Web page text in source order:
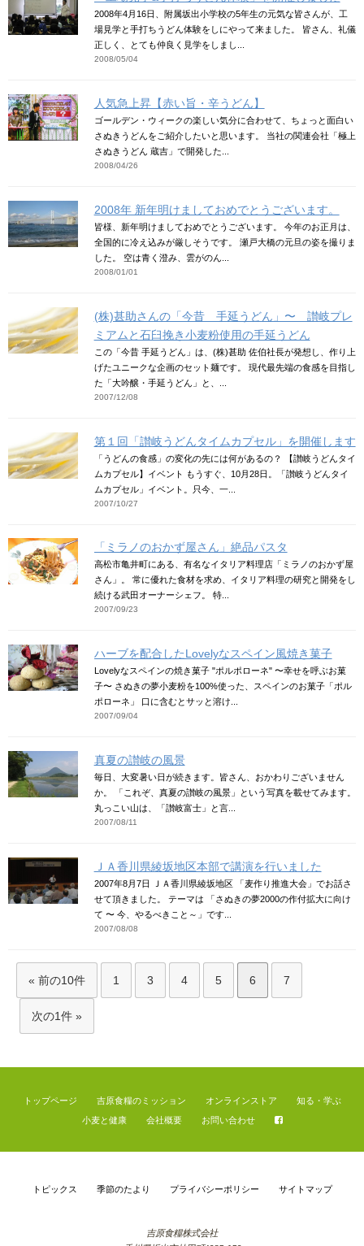
2008年4月16日、附属坂出小学校の5年生の元気な皆さんが、工
場見学と手打ちうどん体験をしにやって来ました。 皆さん、礼儀
正しく、とても仲良く見学をしまし...
2008/05/04
人気急上昇【赤い旨・辛うどん】
ゴールデン・ウィークの楽しい気分に合わせて、ちょっと面白い
さぬきうどんをご紹介したいと思います。 当社の関連会社「極上
さぬきうどん 蔵吉」で開発した...
2008/04/26
2008年 新年明けましておめでとうございます。
皆様、新年明けましておめでとうございます。 今年のお正月は、
全国的に冷え込みが厳しそうです。 瀬戸大橋の元旦の姿を撮りま
した。 空は青く澄み、雲がのん...
2008/01/01
(株)甚助さんの「今昔 手延うどん」〜 讃岐プレ
ミアムと石臼挽き小麦粉使用の手延うどん
この「今昔 手延うどん」は、(株)甚助 佐伯社長が発想し、作り上
げたユニークな企画のセット麺です。 現代最先端の食感を目指し
た「大吟醸・手延うどん」と、...
2007/12/08
第１回「讃岐うどんタイムカプセル」を開催します
「うどんの食感」の変化の先には何があるの？ 【讃岐うどんタイ
ムカプセル】イベント もうすぐ、10月28日。「讃岐うどんタイ
ムカプセル」イベント。只今、一...
2007/10/27
「ミラノのおかず屋さん」絶品パスタ
高松市亀井町にある、有名なイタリア料理店「ミラノのおかず屋
さん」。 常に優れた食材を求め、イタリア料理の研究と開発をし
続ける武田オーナーシェフ。 特...
2007/09/23
ハーブを配合したLovelyなスペイン風焼き菓子
Lovelyなスペインの焼き菓子 "ポルポローネ" 〜幸せを呼ぶお菓
子〜 さぬきの夢小麦粉を100%使った、スペインのお菓子「ポル
ポローネ」 口に含むとサッと溶け...
2007/09/04
真夏の讃岐の風景
毎日、大変暑い日が続きます。皆さん、おかわりございません
か。 「これぞ、真夏の讃岐の風景」という写真を載せてみます。
丸っこい山は、「讃岐富士」と言...
2007/08/11
ＪＡ香川県綾坂地区本部で講演を行いました
2007年8月7日 ＪＡ香川県綾坂地区 「麦作り推進大会」でお話さ
せて頂きました。 テーマは 「さぬきの夢2000の作付拡大に向け
て 〜 今、やるべきこと～」です...
2007/08/08
« 前の10件 1 3 4 5 6 7
次の1件 »
トップページ 吉原食糧のミッション オンラインストア
知る・学ぶ
小麦と健康
会社概要 お問い合わせ
トピックス 季節のたより プライバシーポリシー サイトマップ
吉原食糧株式会社